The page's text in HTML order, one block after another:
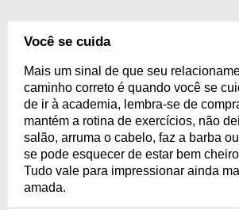
Você se cuida
Mais um sinal de que seu
caminho correto é quando você se
de ir à academia, lembra-se de
mantém a rotina de exercícios, não
salão, arruma o cabelo, faz a barba
se pode esquecer de estar bem
Tudo vale para impressionar ainda
amada.